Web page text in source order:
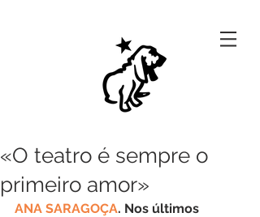
«O teatro é sempre o
primeiro amor»
ANA SARAGOÇA. Nos últimos